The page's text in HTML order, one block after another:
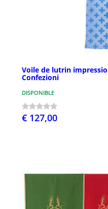
Voile de lutrin
Confezioni
DISPONIBLE
€ 127,00